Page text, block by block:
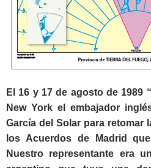
El 16 y 17 de agosto de 1989
New York el embajador
García del Solar para retomar
los Acuerdos de Madrid
Nuestro representante era